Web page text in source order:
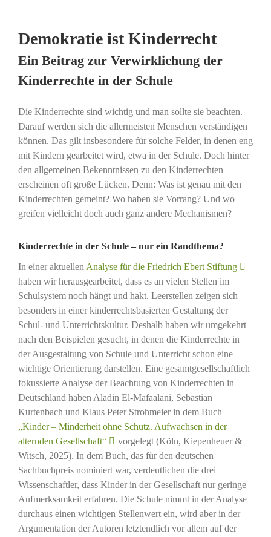
Demokratie ist Kinderrecht
Ein Beitrag zur Verwirklichung der
Kinderrechte in der Schule
Die Kinderrechte sind wichtig und man sollte sie beachten.
Darauf werden sich die allermeisten Menschen verständigen
können. Das gilt insbesondere für solche Felder, in denen eng
mit Kindern gearbeitet wird, etwa in der Schule. Doch hinter
den allgemeinen Bekenntnissen zu den Kinderrechten
erscheinen oft große Lücken. Denn: Was ist genau mit den
Kinderrechten gemeint? Wo haben sie Vorrang? Und wo
greifen vielleicht doch auch ganz andere Mechanismen?
Kinderrechte in der Schule – nur ein Randthema?
In einer aktuellen Analyse für die Friedrich Ebert Stiftung
haben wir herausgearbeitet, dass es an vielen Stellen im
Schulsystem noch hängt und hakt. Leerstellen zeigen sich
besonders in einer kinderrechtsbasierten Gestaltung der
Schul- und Unterrichtskultur. Deshalb haben wir umgekehrt
nach den Beispielen gesucht, in denen die Kinderrechte in
der Ausgestaltung von Schule und Unterricht schon eine
wichtige Orientierung darstellen. Eine gesamtgesellschaftlich
fokussierte Analyse der Beachtung von Kinderrechten in
Deutschland haben Aladin El-Mafaalani, Sebastian
Kurtenbach und Klaus Peter Strohmeier in dem Buch
„Kinder – Minderheit ohne Schutz. Aufwachsen in der
alternden Gesellschaft“
vorgelegt (Köln, Kiepenheuer &
Witsch, 2025). In dem Buch, das für den deutschen
Sachbuchpreis nominiert war, verdeutlichen die drei
Wissenschaftler, dass Kinder in der Gesellschaft nur geringe
Aufmerksamkeit erfahren. Die Schule nimmt in der Analyse
durchaus einen wichtigen Stellenwert ein, wird aber in der
Argumentation der Autoren letztendlich vor allem auf der